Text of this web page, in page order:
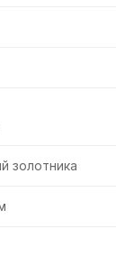
золотника